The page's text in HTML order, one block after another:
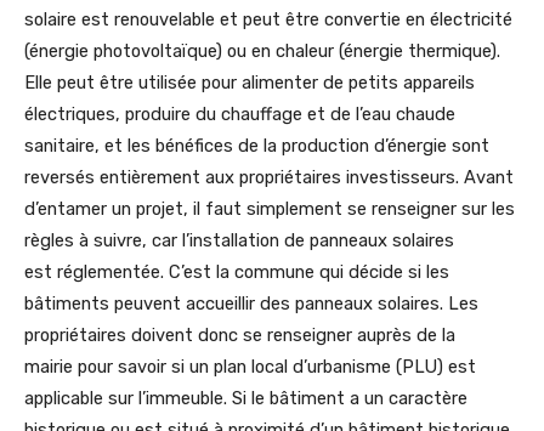
solaire est renouvelable et peut être convertie en électricité
(énergie photovoltaïque) ou en chaleur (énergie thermique).
Elle peut être utilisée pour alimenter de petits appareils
électriques, produire du chauffage et de l’eau chaude
sanitaire, et les bénéfices de la production d’énergie sont
reversés entièrement aux propriétaires investisseurs. Avant
d’entamer un projet, il faut simplement se renseigner sur les
règles à suivre, car l’installation de panneaux solaires
est réglementée. C’est la commune qui décide si les
bâtiments peuvent accueillir des panneaux solaires. Les
propriétaires doivent donc se renseigner auprès de la
mairie pour savoir si un plan local d’urbanisme (PLU) est
applicable sur l’immeuble. Si le bâtiment a un caractère